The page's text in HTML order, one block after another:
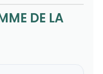
DE LA
augmentez les
chances de
voir du